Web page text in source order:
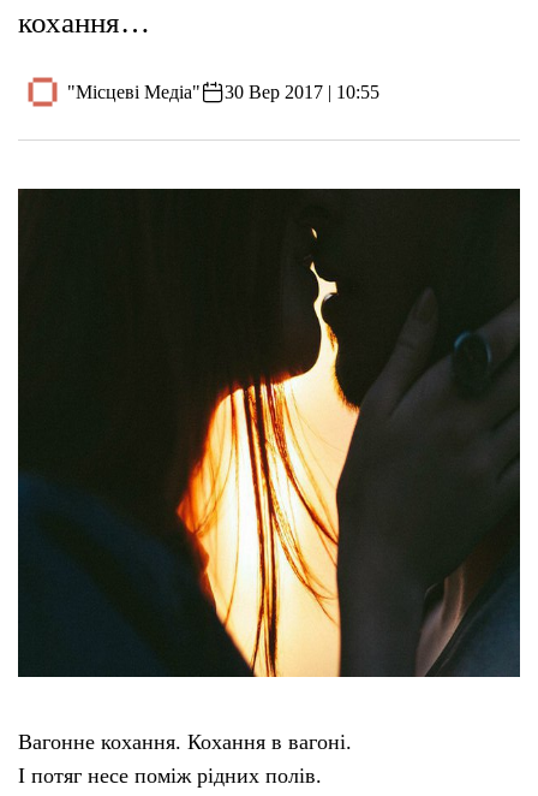
кохання…
"Місцеві Медіа" 30 Вер 2017 | 10:55
Вагонне кохання. Кохання в вагоні.
І потяг несе поміж рідних полів.